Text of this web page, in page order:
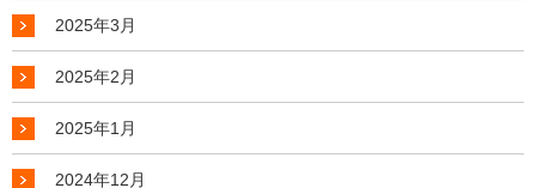
2025年3月
2025年2月
2025年1月
2024年12月